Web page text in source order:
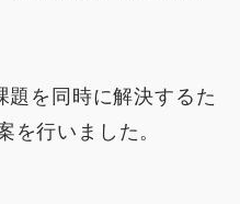
題を同時に解決するた
を行いました。